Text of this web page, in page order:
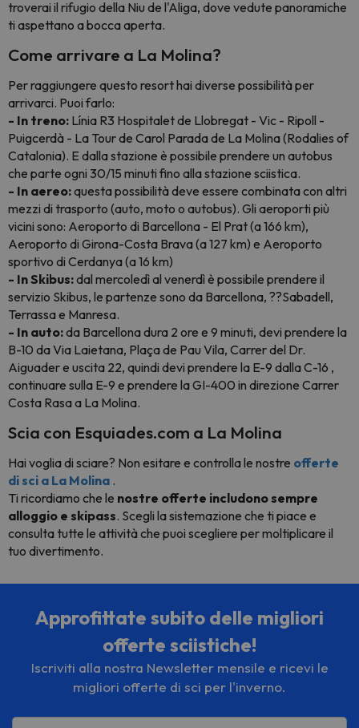
troverai il rifugio della Niu de l'Aliga, dove vedute panoramiche
ti aspettano a bocca aperta.
Come arrivare a La Molina?
Per raggiungere questo resort hai diverse possibilità per
arrivarci. Puoi farlo:
- In treno: Línia R3 Hospitalet de Llobregat - Vic - Ripoll -
Puigcerdà - La Tour de Carol Parada de La Molina (Rodalies of
Catalonia). E dalla stazione è possibile prendere un autobus
che parte ogni 30/15 minuti fino alla stazione sciistica.
- In aereo:questa possibilità deve essere combinata con altri
mezzi di trasporto (auto, moto o autobus). Gli aeroporti più
vicini sono: Aeroporto di Barcellona - El Prat (a 166 km),
Aeroporto di Girona-Costa Brava (a 127 km) e Aeroporto
sportivo di Cerdanya (a 16 km)
- In Skibus:dal mercoledì al venerdì è possibile prendere il
servizio Skibus, le partenze sono da Barcellona, ??Sabadell,
Terrassa e Manresa.
- In auto:da Barcellona dura 2 ore e 9 minuti, devi prendere la
B-10 da Via Laietana, Plaça de Pau Vila, Carrer del Dr.
Aiguader e uscita 22, quindi devi prendere la E-9 dalla C-16 ,
continuare sulla E-9 e prendere la GI-400 in direzione Carrer
Costa Rasa a La Molina.
Scia con Esquiades.com a La Molina
Hai voglia di sciare? Non esitare e controlla le nostre offerte
di sci a La Molina .
Ti ricordiamo che le nostre offerte includono sempre
alloggio e skipass. Scegli la sistemazione che ti piace e
consulta tutte le attività che puoi scegliere per moltiplicare il
tuo divertimento.
Approfittate subito delle migliori
offerte sciistiche!
Iscriviti alla nostra Newsletter mensile e ricevi le
migliori offerte di sci per l'inverno.